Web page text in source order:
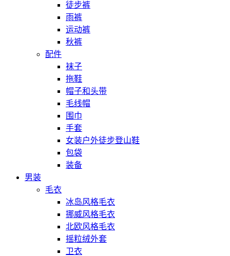
徒步裤
雨裤
运动裤
秋裤
配件
袜子
拖鞋
帽子和头带
毛线帽
围巾
手套
女装户外徒步登山鞋
包袋
装备
男装
毛衣
冰岛风格毛衣
挪威风格毛衣
北欧风格毛衣
摇粒绒外套
卫衣